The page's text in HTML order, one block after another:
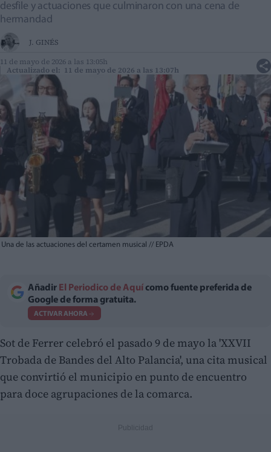
desfile y actuaciones que culminaron con una cena de
hermandad
J. GINÉS
11 de mayo de 2026 a las 13:05h
Actualizado el: 11 de mayo de 2026 a las 13:07h
Una de las actuaciones del certamen musical // EPDA
Añadir El Periodico de Aquí como fuente preferida de
Google de forma gratuita.
ACTIVAR AHORA
Sot de Ferrer celebró el pasado 9 de mayo la 'XXVII
Trobada de Bandes del Alto Palancia', una cita musical
que convirtió el municipio en punto de encuentro
para doce agrupaciones de la comarca.